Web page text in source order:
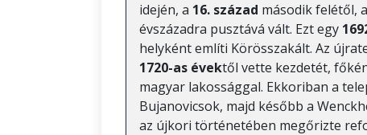
idején, a 16. század második felétől,
évszázadra pusztává vált. Ezt egy
helyként említi Körösszakált. Az
1720-as évektől vette kezdetét,
magyar lakossággal. Ekkoriban a
Bujanovicsok, majd később a
az újkori történetében megőrizte